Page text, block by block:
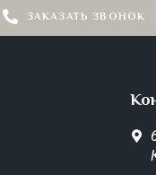
ЗАКАЗАТЬ ЗВОНОК